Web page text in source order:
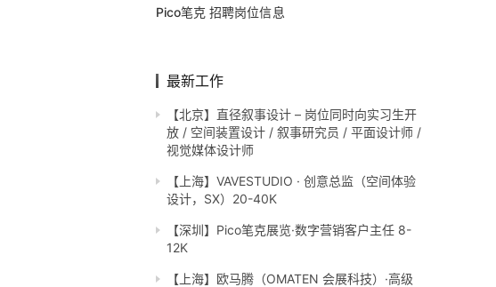
Pico笔克 招聘岗位信息
最新工作
【北京】直径叙事设计 – 岗位同时向实习生开
放 / 空间装置设计 / 叙事研究员 / 平面设计师 /
视觉媒体设计师
【上海】VAVESTUDIO · 创意总监（空间体验
设计，SX）20-40K
【深圳】Pico笔克展览·数字营销客户主任 8-
12K
【上海】欧马腾（OMATEN 会展科技）·高级